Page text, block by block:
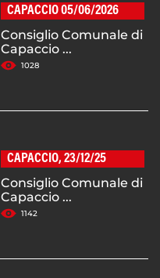
CAPACCIO 05/06/2026
Consiglio Comunale di
Capaccio ...
1028
CAPACCIO, 23/12/25
Consiglio Comunale di
Capaccio ...
1142